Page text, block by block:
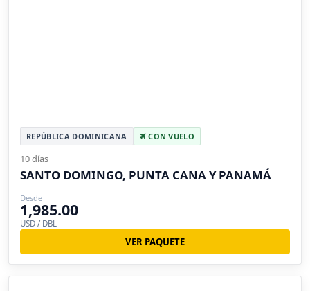
REPÚBLICA DOMINICANA CON VUELO
10 días
SANTO DOMINGO, PUNTA CANA Y PANAMÁ
Desde
1,985.00
USD / DBL
VER PAQUETE